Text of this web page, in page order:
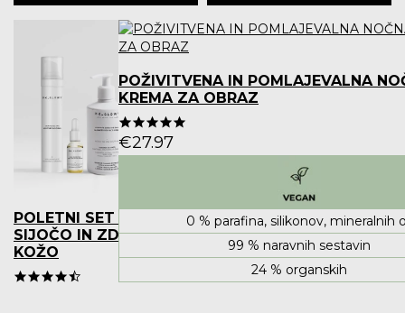
POLETNI SET ZA
SIJOČO IN ZDRAVO
KOŽO
POŽIVITVENA IN POMLAJEVALNA
KREMA ZA OBRAZ
€27.97
0 % parafina, silikonov, mineralnih
99 % naravnih sestavin
24 % organskih